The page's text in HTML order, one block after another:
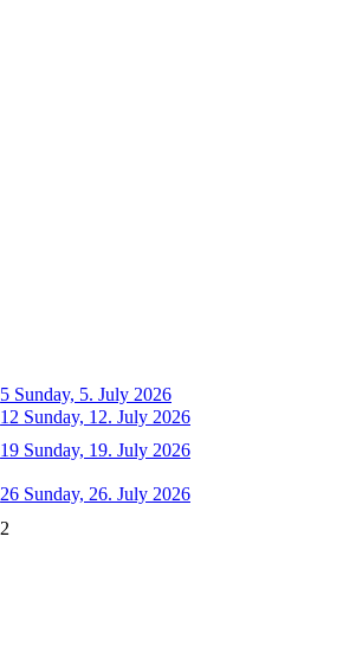
5 Sunday, 5. July 2026
12 Sunday, 12. July 2026
19 Sunday, 19. July 2026
26 Sunday, 26. July 2026
2